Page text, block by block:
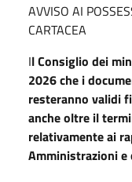
AVVISO AI
CARTACEA
Il Consiglio dei
2026 che i
resteranno validi
anche oltre il
relativamente ai
Amministrazioni